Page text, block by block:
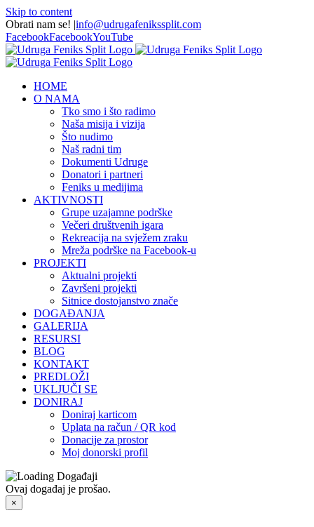
Skip to content
Obrati nam se! |info@udrugafenikssplit.com
FacebookFacebookYouTube
HOME
O NAMA
Tko smo i što radimo
Naša misija i vizija
Što nudimo
Naš radni tim
Dokumenti Udruge
Donatori i partneri
Feniks u medijima
AKTIVNOSTI
Grupe uzajamne podrške
Večeri društvenih igara
Rekreacija na svježem zraku
Mreža podrške na Facebook-u
PROJEKTI
Aktualni projekti
Završeni projekti
Sitnice dostojanstvo znače
DOGAĐANJA
GALERIJA
RESURSI
BLOG
KONTAKT
PREDLOŽI
UKLJUČI SE
DONIRAJ
Doniraj karticom
Uplata na račun / QR kod
Donacije za prostor
Moj donorski profil
Ovaj događaj je prošao.
×